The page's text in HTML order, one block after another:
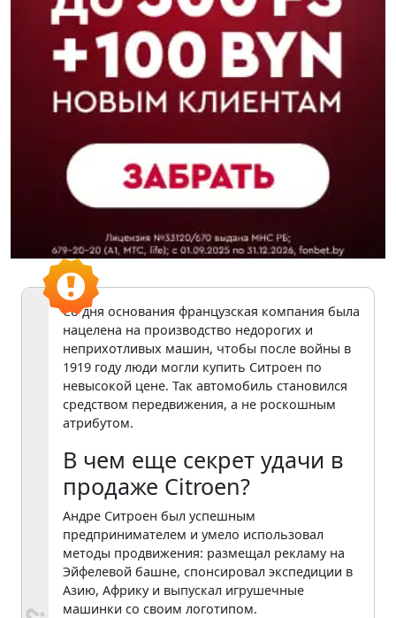
Со дня основания французская компания была
нацелена на производство недорогих и
неприхотливых машин, чтобы после войны в
1919 году люди могли купить Ситроен по
невысокой цене. Так автомобиль становился
средством передвижения, а не роскошным
атрибутом.
В чем еще секрет удачи в
продаже Citroen?
Андре Ситроен был успешным
предпринимателем и умело использовал
методы продвижения: размещал рекламу на
Эйфелевой башне, спонсировал экспедиции в
Азию, Африку и выпускал игрушечные
машинки со своим логотипом.